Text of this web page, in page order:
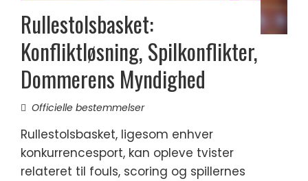
Rullestolsbasket:
Konfliktløsning, Spilkonflikter,
Dommerens Myndighed
Officielle bestemmelser
Rullestolsbasket, ligesom enhver
konkurrencesport, kan opleve tvister
relateret til fouls, scoring og spillernes